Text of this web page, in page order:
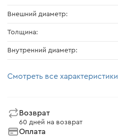
Внешний диаметр:
Толщина:
Внутренний диаметр:
Смотреть все характеристики
Возврат
60 дней на возврат
Оплата